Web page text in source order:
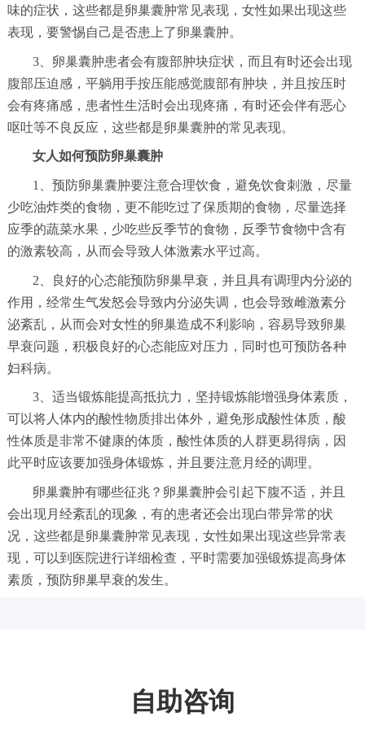
味的症状，这些都是卵巢囊肿常见表现，女性如果出现这些
表现，要警惕自己是否患上了卵巢囊肿。
3、卵巢囊肿患者会有腹部肿块症状，而且有时还会出现
腹部压迫感，平躺用手按压能感觉腹部有肿块，并且按压时
会有疼痛感，患者性生活时会出现疼痛，有时还会伴有恶心
呕吐等不良反应，这些都是卵巢囊肿的常见表现。
女人如何预防卵巢囊肿
1、预防卵巢囊肿要注意合理饮食，避免饮食刺激，尽量
少吃油炸类的食物，更不能吃过了保质期的食物，尽量选择
应季的蔬菜水果，少吃些反季节的食物，反季节食物中含有
的激素较高，从而会导致人体激素水平过高。
2、良好的心态能预防卵巢早衰，并且具有调理内分泌的
作用，经常生气发怒会导致内分泌失调，也会导致雌激素分
泌紊乱，从而会对女性的卵巢造成不利影响，容易导致卵巢
早衰问题，积极良好的心态能应对压力，同时也可预防各种
妇科病。
3、适当锻炼能提高抵抗力，坚持锻炼能增强身体素质，
可以将人体内的酸性物质排出体外，避免形成酸性体质，酸
性体质是非常不健康的体质，酸性体质的人群更易得病，因
此平时应该要加强身体锻炼，并且要注意月经的调理。
卵巢囊肿有哪些征兆？卵巢囊肿会引起下腹不适，并且
会出现月经紊乱的现象，有的患者还会出现白带异常的状
况，这些都是卵巢囊肿常见表现，女性如果出现这些异常表
现，可以到医院进行详细检查，平时需要加强锻炼提高身体
素质，预防卵巢早衰的发生。
自助咨询